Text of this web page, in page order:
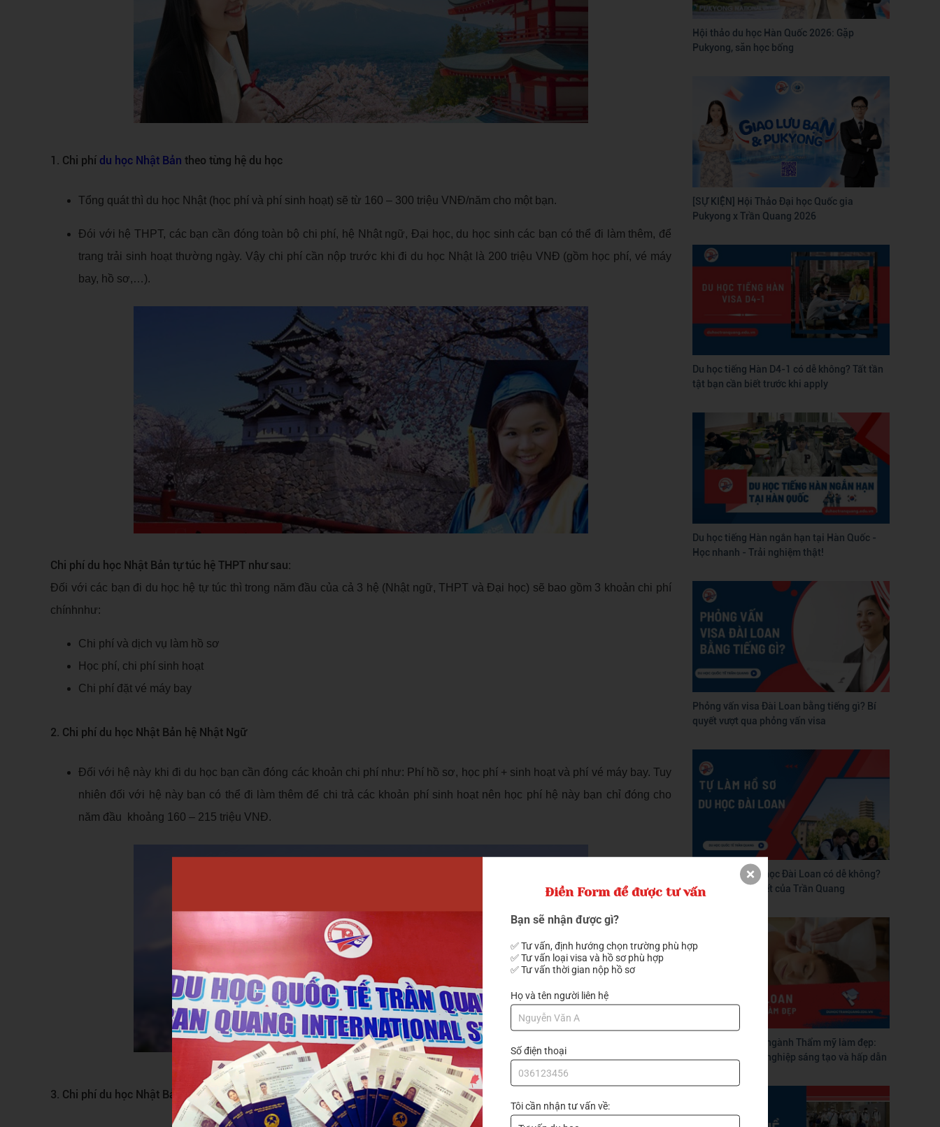
1. Chi phí du học Nhật Bản theo từng hệ du học
Tổng quát thì du học Nhật (học phí và phí sinh hoạt) sẽ từ 160 – 300 triệu VNĐ/năm cho một bạn.
Đói với hệ THPT, các bạn cần đóng toàn bộ chi phí, hệ Nhật ngữ, Đại học, du học sinh các bạn có thể đi làm thêm, để
trang trải sinh hoạt thường ngày. Vậy chi phí cần nộp trước khi đi du học Nhật là 200 triệu VNĐ (gồm học phí, vé máy
bay, hồ sơ,…).
Chi phí du học Nhật Bản tự túc hệ THPT như sau:
Đối với các bạn đi du học hệ tự túc thì trong năm đầu của cả 3 hệ (Nhật ngữ, THPT và Đại học) sẽ bao gồm 3 khoản chi phí
chínhnhư:
Chi phí và dịch vụ làm hồ sơ
Học phí, chi phí sinh hoạt
Chi phí đặt vé máy bay
2. Chi phí du học Nhật Bản hệ Nhật Ngữ
Đối với hệ này khi đi du học bạn cần đóng các khoản chi phí như: Phí hồ sơ, học phí + sinh hoạt và phí vé máy bay. Tuy
nhiên đối với hệ này bạn có thể đi làm thêm để chi trả các khoản phí sinh hoạt nên học phí hệ này bạn chỉ đóng cho
năm đầu khoảng 160 – 215 triệu VNĐ.
3. Chi phí du học Nhật Bản hệ Đại học
Hội thảo du học Hàn Quốc 2026: Gặp
Pukyong, săn học bổng
[SỰ KIỆN] Hội Thảo Đại học Quốc gia
Pukyong x Trần Quang 2026
Du học tiếng Hàn D4-1 có dễ không? Tất tần
tật bạn cần biết trước khi apply
Du học tiếng Hàn ngắn hạn tại Hàn Quốc -
Học nhanh - Trải nghiệm thật!
Phỏng vấn visa Đài Loan bằng tiếng gì? Bí
quyết vượt qua phỏng vấn visa
Tự làm hồ sơ du học Đài Loan có dễ không?
Hướng dẫn chi tiết của Trần Quang
Du học Đài Loan ngành Thẩm mỹ làm đẹp:
Con đường nghề nghiệp sáng tạo và hấp dẫn
Điền Form để được tư vấn
Bạn sẽ nhận được gì?
✅ Tư vấn, định hướng chọn trường phù hợp
✅ Tư vấn loại visa và hồ sơ phù hợp
✅ Tư vấn thời gian nộp hồ sơ
Họ và tên người liên hệ
Số điện thoại
Tôi cần nhận tư vấn về: